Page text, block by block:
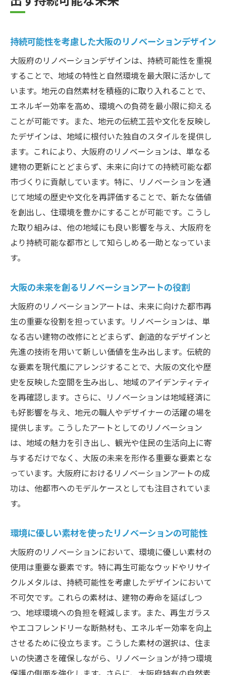
持続可能性を考慮した大阪のリノベーションデザイン
大阪府のリノベーションデザインは、持続可能性を重視
することで、地域の特性と自然環境を最大限に活かして
います。地元の自然素材を積極的に取り入れることで、
エネルギー効率を高め、環境への負荷を最小限に抑える
ことが可能です。また、地元の伝統工芸や文化を反映し
たデザインは、地域に根付いた独自のスタイルを提供し
ます。これにより、大阪府のリノベーションは、単なる
建物の更新にとどまらず、未来に向けての持続可能な都
市づくりに貢献しています。特に、リノベーションを通
じて地域の歴史や文化を再評価することで、新たな価値
を創出し、住環境を豊かにすることが可能です。こうし
た取り組みは、他の地域にも良い影響を与え、大阪府を
より持続可能な都市として知らしめる一助となっていま
す。
大阪の未来を創るリノベーションアートの役割
大阪府のリノベーションアートは、未来に向けた都市再
生の重要な役割を担っています。リノベーションは、単
なる古い建物の改修にとどまらず、創造的なデザインと
先進の技術を用いて新しい価値を生み出します。伝統的
な要素を現代風にアレンジすることで、大阪の文化や歴
史を反映した空間を生み出し、地域のアイデンティティ
を再確認します。さらに、リノベーションは地域経済に
も好影響を与え、地元の職人やデザイナーの活躍の場を
提供します。こうしたアートとしてのリノベーション
は、地域の魅力を引き出し、観光や住民の生活向上に寄
与するだけでなく、大阪の未来を形作る重要な要素とな
っています。大阪府におけるリノベーションアートの成
功は、他都市へのモデルケースとしても注目されていま
す。
環境に優しい素材を使ったリノベーションの可能性
大阪府のリノベーションにおいて、環境に優しい素材の
使用は重要な要素です。特に再生可能なウッドやリサイ
クルメタルは、持続可能性を考慮したデザインにおいて
不可欠です。これらの素材は、建物の寿命を延ばしつ
つ、地球環境への負担を軽減します。また、再生ガラス
やエコフレンドリーな断熱材も、エネルギー効率を向上
させるために役立ちます。こうした素材の選択は、住ま
いの快適さを確保しながら、リノベーションが持つ環境